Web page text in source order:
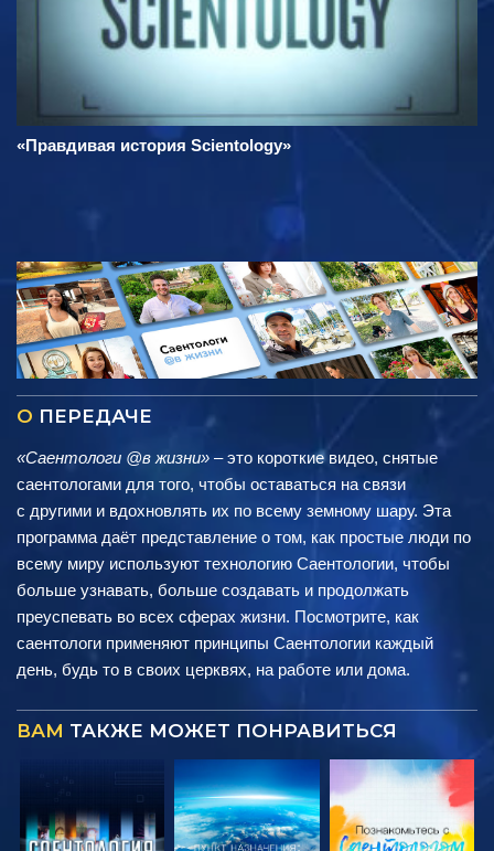
«Правдивая история Scientology»
О ПЕРЕДАЧЕ
«Саентологи @в жизни» – это короткие видео, снятые
саентологами для того, чтобы оставаться на связи
с другими и вдохновлять их по всему земному шару. Эта
программа даёт представление о том, как простые люди по
всему миру используют технологию Саентологии, чтобы
больше узнавать, больше создавать и продолжать
преуспевать во всех сферах жизни. Посмотрите, как
саентологи применяют принципы Саентологии каждый
день, будь то в своих церквях, на работе или дома.
ВАМ ТАКЖЕ МОЖЕТ ПОНРАВИТЬСЯ